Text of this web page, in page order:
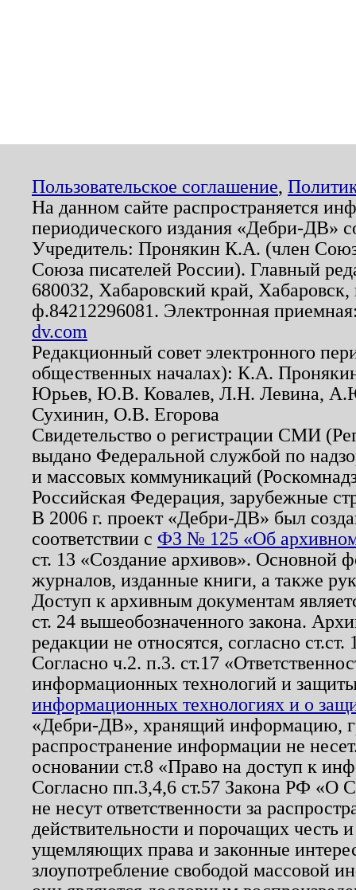
Пользовательское соглашение,
На данном сайте распространяется
периодического издания «Дебри-ДВ»
Учредитель: Пронякин К.А. (член
Союза писателей России). Главный
680032, Хабаровский край,
ф.84212296081. Электронная
dv.com
Редакционный совет электронного
общественных началах): К.А.
Юрьев, Ю.В. Ковалев, Л.Н. Левина,
Сухинин, О.В. Егорова
Свидетельство о регистрации СМИ
выдано Федеральной службой по
и массовых коммуникаций
Российская Федерация, зарубежные
В 2006 г. проект «Дебри-ДВ» был
соответствии с ФЗ № 125 «Об
ст. 13 «Создание архивов». Основной
журналов, изданные книги, а также
Доступ к архивным документам
ст. 24 вышеобозначенного закона.
редакции не относятся, согласно
Согласно ч.2. п.3. ст.17
информационных технологий и
информационных технологиях и о
«Дебри-ДВ», хранящий информацию,
распространение информации не
основании ст.8 «Право на доступ к
Согласно пп.3,4,6 ст.57 Закона РФ «О
не несут ответственности за
действительности и порочащих честь
ущемляющих права и законные
злоупотребление свободой массовой